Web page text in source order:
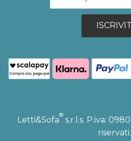
ISCRIVITI
Letti&Sofa
®
s.r.l.s. P.iva:
riservati.